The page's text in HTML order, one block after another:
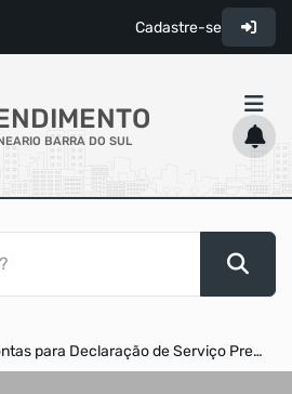
Cadastre-se
BARRA DO SUL
Cadastro de Plano de contas para Declaração de Serviço Prestado